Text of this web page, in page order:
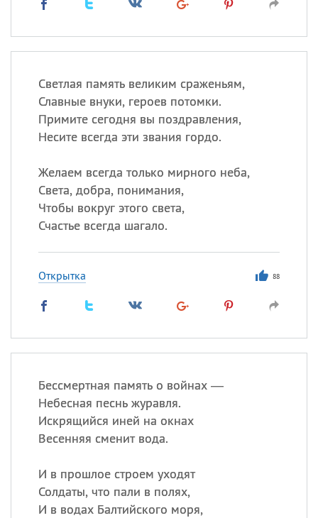
Светлая память великим сраженьям,
Славные внуки, героев потомки.
Примите сегодня вы поздравления,
Несите всегда эти звания гордо.
Желаем всегда только мирного неба,
Света, добра, понимания,
Чтобы вокруг этого света,
Счастье всегда шагало.
Открытка 88
Бессмертная память о войнах —
Небесная песнь журавля.
Искрящийся иней на окнах
Весенняя сменит вода.
И в прошлое строем уходят
Солдаты, что пали в полях,
И в водах Балтийского моря,